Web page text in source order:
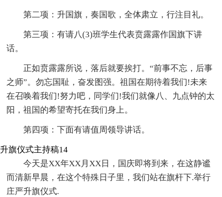
第二项：升国旗，奏国歌，全体肃立，行注目礼。
第三项：有请八(3)班学生代表贲露露作国旗下讲
话。
正如贲露露所说，落后就要挨打。“前事不忘，后事
之师”。勿忘国耻，奋发图强。祖国在期待着我们!未来
在召唤着我们!努力吧，同学们!我们就像八、九点钟的太
阳，祖国的希望寄托在我们身上。
第四项：下面有请值周领导讲话。
升旗仪式主持稿14
今天是XX年XX月XX日，国庆即将到来，在这静谧
而清新早晨，在这个特殊日子里，我们站在旗杆下.举行
庄严升旗仪式.